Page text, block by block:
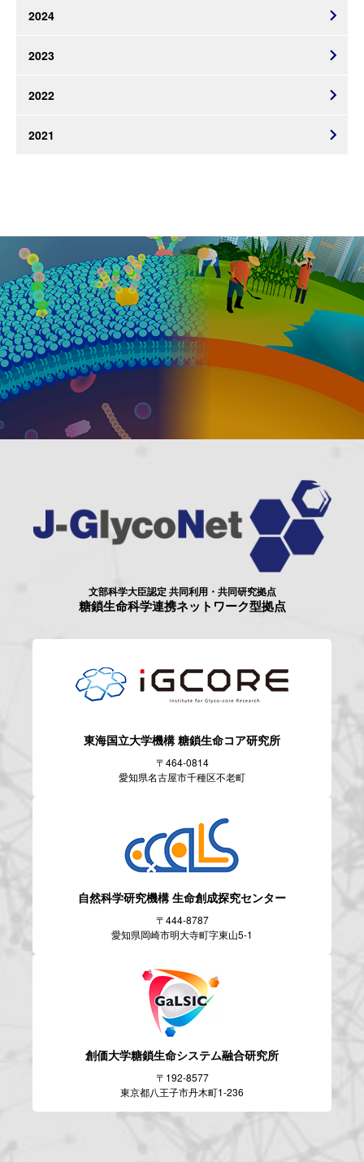
2024
2023
2022
2021
文部科学大臣認定 共同利用・共同研究拠点
糖鎖生命科学連携ネットワーク型拠点
東海国立大学機構糖鎖生命コア研究所
〒464-0814
愛知県名古屋市千種区不老町
自然科学研究機構生命創成探究センター
〒444-8787
愛知県岡崎市明大寺町字東山5-1
創価大学糖鎖生命システム融合研究所
〒192-8577
東京都八王子市丹木町1-236